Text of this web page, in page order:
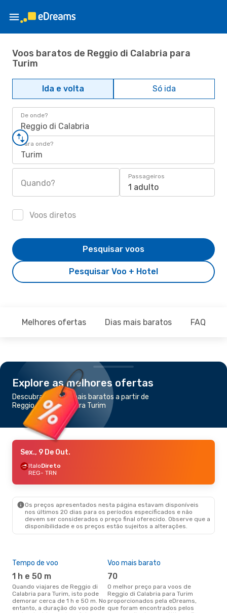
Voos baratos de Reggio di Calabria para
Turim
Ida e volta Só ida
De onde?
Reggio di Calabria
Para onde?
Turim
Quando?
Passageiros
1 adulto
Voos diretos
Pesquisar Voo + Hotel
Pesquisar voos
Melhores ofertas Dias mais baratos FAQ
Explore as melhores ofertas
Descubra os voos mais baratos a partir de
Reggio di Calabria para Turim
Sex., 9 De Out.
ItaloDireto
REG- TRN
Os preços apresentados nesta página estavam disponíveis
nos últimos 20 dias para os períodos especificados e não
devem ser considerados o preço final oferecido. Observe que a
disponibilidade e os preços estão sujeitos a alterações.
Tempo de voo
1 h e 50 m
Quando viajares de Reggio di
Calabria para Turim, isto pode
demorar cerca de 1 h e 50 m. No
entanto, a duração do voo pode
Voo mais barato
70
O melhor preço para voos de
Reggio di Calabria para Turim
proporcionados pela eDreams,
que foram encontrados pelos